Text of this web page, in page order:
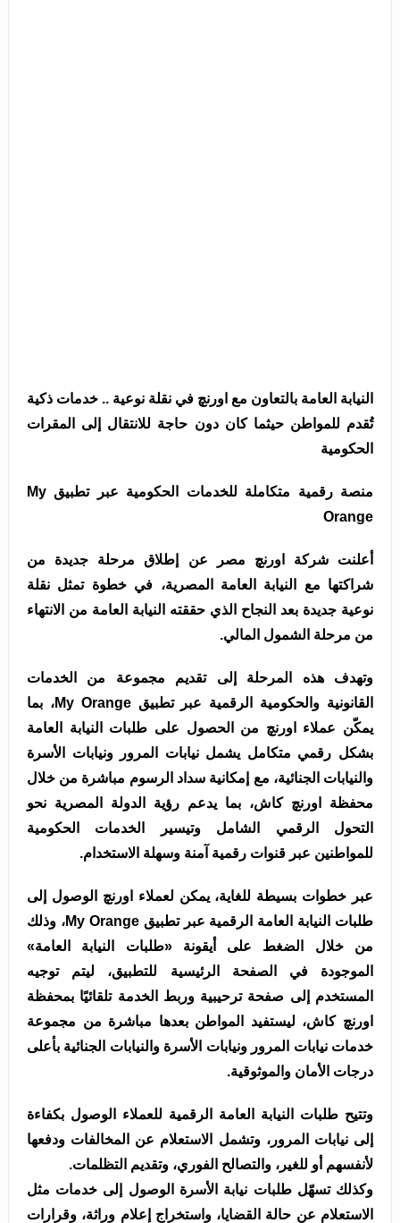
النيابة العامة بالتعاون مع اورنچ في نقلة نوعية .. خدمات ذكية
تُقدم للمواطن حيثما كان دون حاجة للانتقال إلى المقرات
الحكومية
منصة رقمية متكاملة للخدمات الحكومية عبر تطبيق My
Orange
أعلنت شركة اورنچ مصر عن إطلاق مرحلة جديدة من
شراكتها مع النيابة العامة المصرية، في خطوة تمثل نقلة
نوعية جديدة بعد النجاح الذي حققته النيابة العامة من الانتهاء
من مرحلة الشمول المالي.
وتهدف هذه المرحلة إلى تقديم مجموعة من الخدمات
القانونية والحكومية الرقمية عبر تطبيق My Orange، بما
يمكّن عملاء اورنچ من الحصول على طلبات النيابة العامة
بشكل رقمي متكامل يشمل نيابات المرور ونيابات الأسرة
والنيابات الجنائية، مع إمكانية سداد الرسوم مباشرة من خلال
محفظة اورنچ كاش، بما يدعم رؤية الدولة المصرية نحو
التحول الرقمي الشامل وتيسير الخدمات الحكومية
للمواطنين عبر قنوات رقمية آمنة وسهلة الاستخدام.
عبر خطوات بسيطة للغاية، يمكن لعملاء اورنچ الوصول إلى
طلبات النيابة العامة الرقمية عبر تطبيق My Orange، وذلك
من خلال الضغط على أيقونة «طلبات النيابة العامة»
الموجودة في الصفحة الرئيسية للتطبيق، ليتم توجيه
المستخدم إلى صفحة ترحيبية وربط الخدمة تلقائيًا بمحفظة
اورنچ كاش، ليستفيد المواطن بعدها مباشرة من مجموعة
خدمات نيابات المرور ونيابات الأسرة والنيابات الجنائية بأعلى
درجات الأمان والموثوقية.
وتتيح طلبات النيابة العامة الرقمية للعملاء الوصول بكفاءة
إلى نيابات المرور، وتشمل الاستعلام عن المخالفات ودفعها
لأنفسهم أو للغير، والتصالح الفوري، وتقديم التظلمات.
وكذلك تسهّل طلبات نيابة الأسرة الوصول إلى خدمات مثل
الاستعلام عن حالة القضايا، واستخراج إعلام وراثة، وقرارات